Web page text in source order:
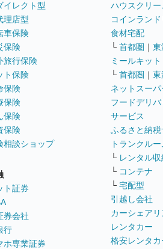
イレクト型
理店型
車保険
保険
旅行保険
ト保険
保険
保険
保険
保険
相談ショップ
ト証券
券会社
行
ホ専業証券
ハウスクリ
コインランド
食材宅配
└ 首都圏 ｜ 東
ミールキット
└ 首都圏 ｜ 東
ネットスーパ
フードデリバ
サービス
ふるさと納税
トランクルー
└ レンタル
└ コンテナ
└ 宅配型
引越し会社
カーシェア
レンタカー
格安レンタカ